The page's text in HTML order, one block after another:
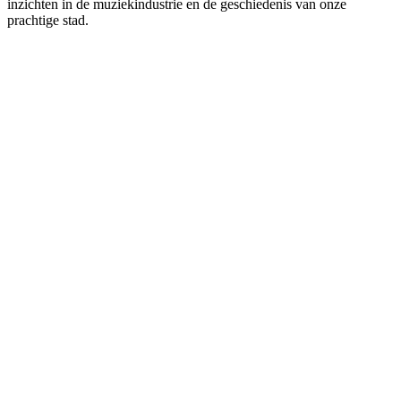
inzichten in de muziekindustrie en de geschiedenis van onze
prachtige stad.